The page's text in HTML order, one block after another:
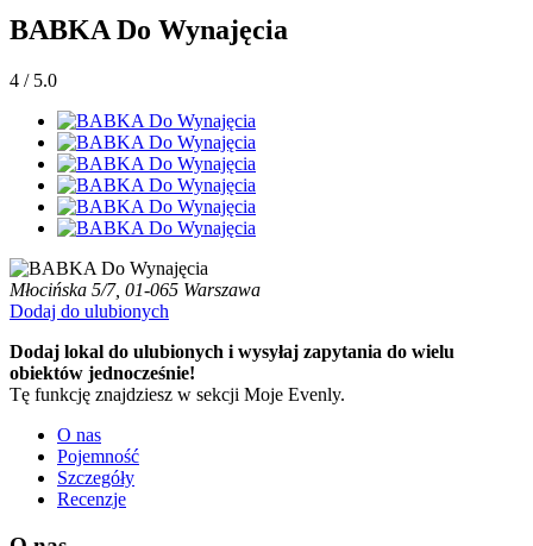
BABKA Do Wynajęcia
4 / 5.0
Młocińska 5/7, 01-065 Warszawa
Dodaj do ulubionych
Dodaj lokal do ulubionych i wysyłaj zapytania do wielu
obiektów jednocześnie!
Tę funkcję znajdziesz w sekcji Moje Evenly.
O nas
Pojemność
Szczegóły
Recenzje